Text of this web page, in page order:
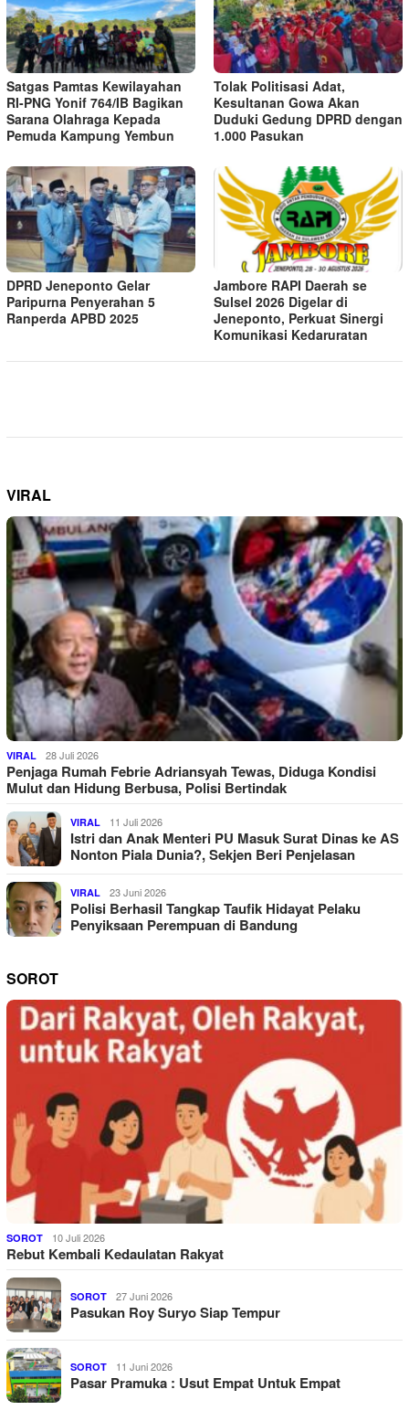
Satgas Pamtas Kewilayahan
RI-PNG Yonif 764/IB Bagikan
Sarana Olahraga Kepada
Pemuda Kampung Yembun
Tolak Politisasi Adat,
Kesultanan Gowa Akan
Duduki Gedung DPRD dengan
1.000 Pasukan
DPRD Jeneponto Gelar
Paripurna Penyerahan 5
Ranperda APBD 2025
Jambore RAPI Daerah se
Sulsel 2026 Digelar di
Jeneponto, Perkuat Sinergi
Komunikasi Kedaruratan
VIRAL
VIRAL 28 Juli 2026
Penjaga Rumah Febrie Adriansyah Tewas, Diduga Kondisi
Mulut dan Hidung Berbusa, Polisi Bertindak
VIRAL 11 Juli 2026
Istri dan Anak Menteri PU Masuk Surat Dinas ke AS
Nonton Piala Dunia?, Sekjen Beri Penjelasan
VIRAL 23 Juni 2026
Polisi Berhasil Tangkap Taufik Hidayat Pelaku
Penyiksaan Perempuan di Bandung
SOROT
SOROT 10 Juli 2026
Rebut Kembali Kedaulatan Rakyat
SOROT 27 Juni 2026
Pasukan Roy Suryo Siap Tempur
SOROT 11 Juni 2026
Pasar Pramuka : Usut Empat Untuk Empat